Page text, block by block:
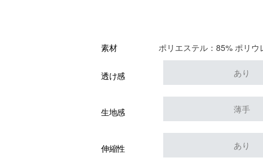
素材 ポリエステル：85% ポリウ
透け感 あり
生地感 薄手
伸縮性 あり